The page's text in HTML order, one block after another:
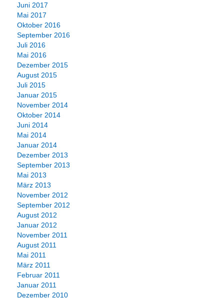
Juni 2017
Mai 2017
Oktober 2016
September 2016
Juli 2016
Mai 2016
Dezember 2015
August 2015
Juli 2015
Januar 2015
November 2014
Oktober 2014
Juni 2014
Mai 2014
Januar 2014
Dezember 2013
September 2013
Mai 2013
März 2013
November 2012
September 2012
August 2012
Januar 2012
November 2011
August 2011
Mai 2011
März 2011
Februar 2011
Januar 2011
Dezember 2010